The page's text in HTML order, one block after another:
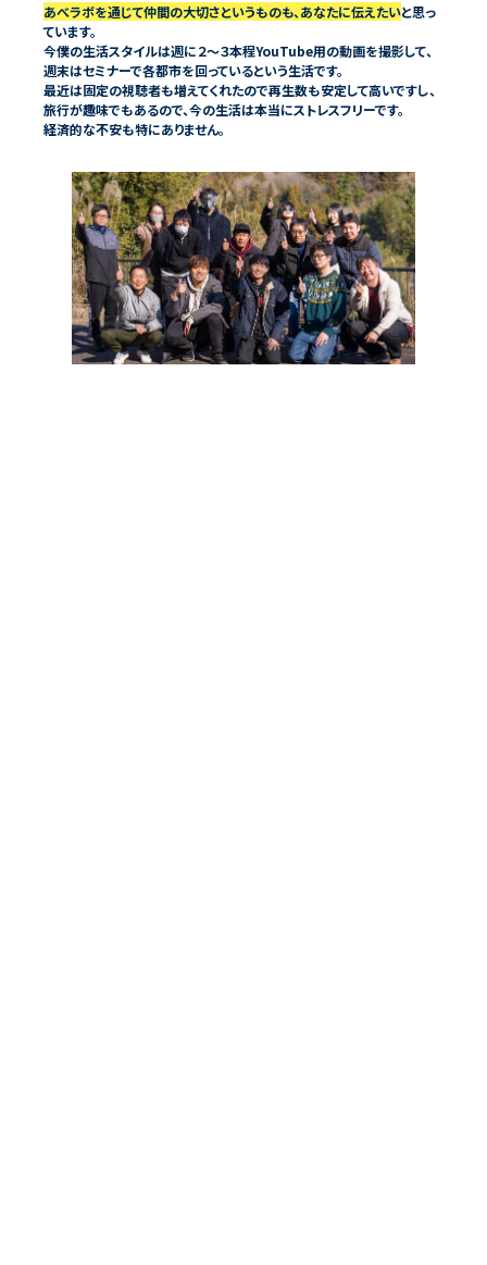
あべラボを通じて仲間の大切さというものも、あなたに伝えたいと思っ
ています。
今僕の生活スタイルは週に２〜３本程YouTube用の動画を撮影して、
週末はセミナーで各都市を回っているという生活です。
最近は固定の視聴者も増えてくれたので再生数も安定して高いですし、
旅行が趣味でもあるので、今の生活は本当にストレスフリーです。